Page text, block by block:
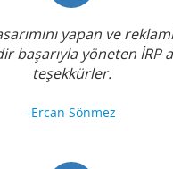
yapan ve
başarıyla yöneten İRP
teşekkürler.
-Ercan Sönmez